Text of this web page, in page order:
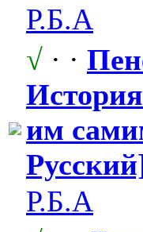
Р.Б.А
√ · ·
им
Р.Б.А